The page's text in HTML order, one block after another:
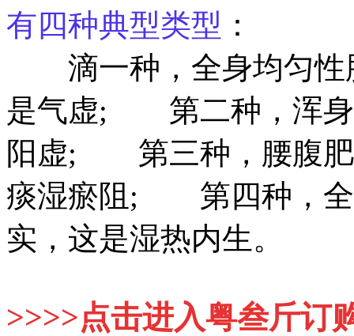
有四种典型类型 ：
滴一种，全身均匀性
是气虚; 第二种，浑身
阳虚; 第三种，腰腹肥
痰湿瘀阻; 第四种，全
实，这是湿热内生。
>>>>点击进入粤叁斤订